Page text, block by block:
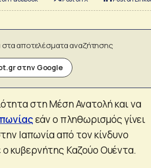
αποτελέσματα αναζήτησης
στην Google
στη Μέση Ανατολή και να
εάν ο πληθωρισμός γίνει
Ιαπωνία από τον κίνδυνο
κυβερνήτης Καζούο Ουέντα.